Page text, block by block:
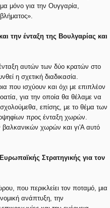
μόνο για την Ουγγαρία,
την ένταξη της Βουλγαρίας και
αυτών των δύο κρατών στο
η σχετική διαδικασία.
που ισχύουν και όχι με επιπλέον
για την οποία θα θέλαμε να
επίσης, με το θέμα των
προς ένταξη χωρών.
βαλκανικών χωρών και γι'Α αυτό
Στρατηγικής για τον
που περικλείει τον ποταμό, μια
ανάπτυξη, την